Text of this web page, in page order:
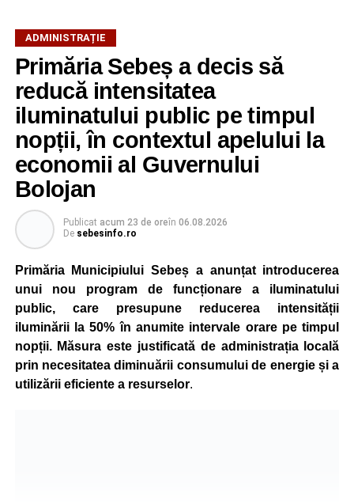
ADMINISTRAȚIE
Primăria Sebeș a decis să
reducă intensitatea
iluminatului public pe timpul
nopții, în contextul apelului la
economii al Guvernului
Bolojan
Publicat acum 23 de oreîn 06.08.2026
De sebesinfo.ro
Primăria Municipiului Sebeș a anunțat introducerea
unui nou program de funcționare a iluminatului
public, care presupune reducerea intensității
iluminării la 50% în anumite intervale orare pe timpul
nopții. Măsura este justificată de administrația locală
prin necesitatea diminuării consumului de energie și a
utilizării eficiente a resurselor.